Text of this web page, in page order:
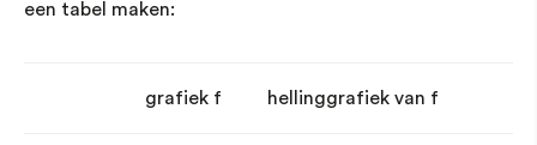
een tabel maken:
grafiek f hellinggrafiek van f